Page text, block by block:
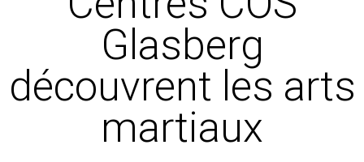
Glasberg
découvrent les arts
martiaux